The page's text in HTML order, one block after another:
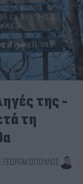
της -
τη
ΓΕΩΡΓΑΚΌΠΟΥΛΟΣ